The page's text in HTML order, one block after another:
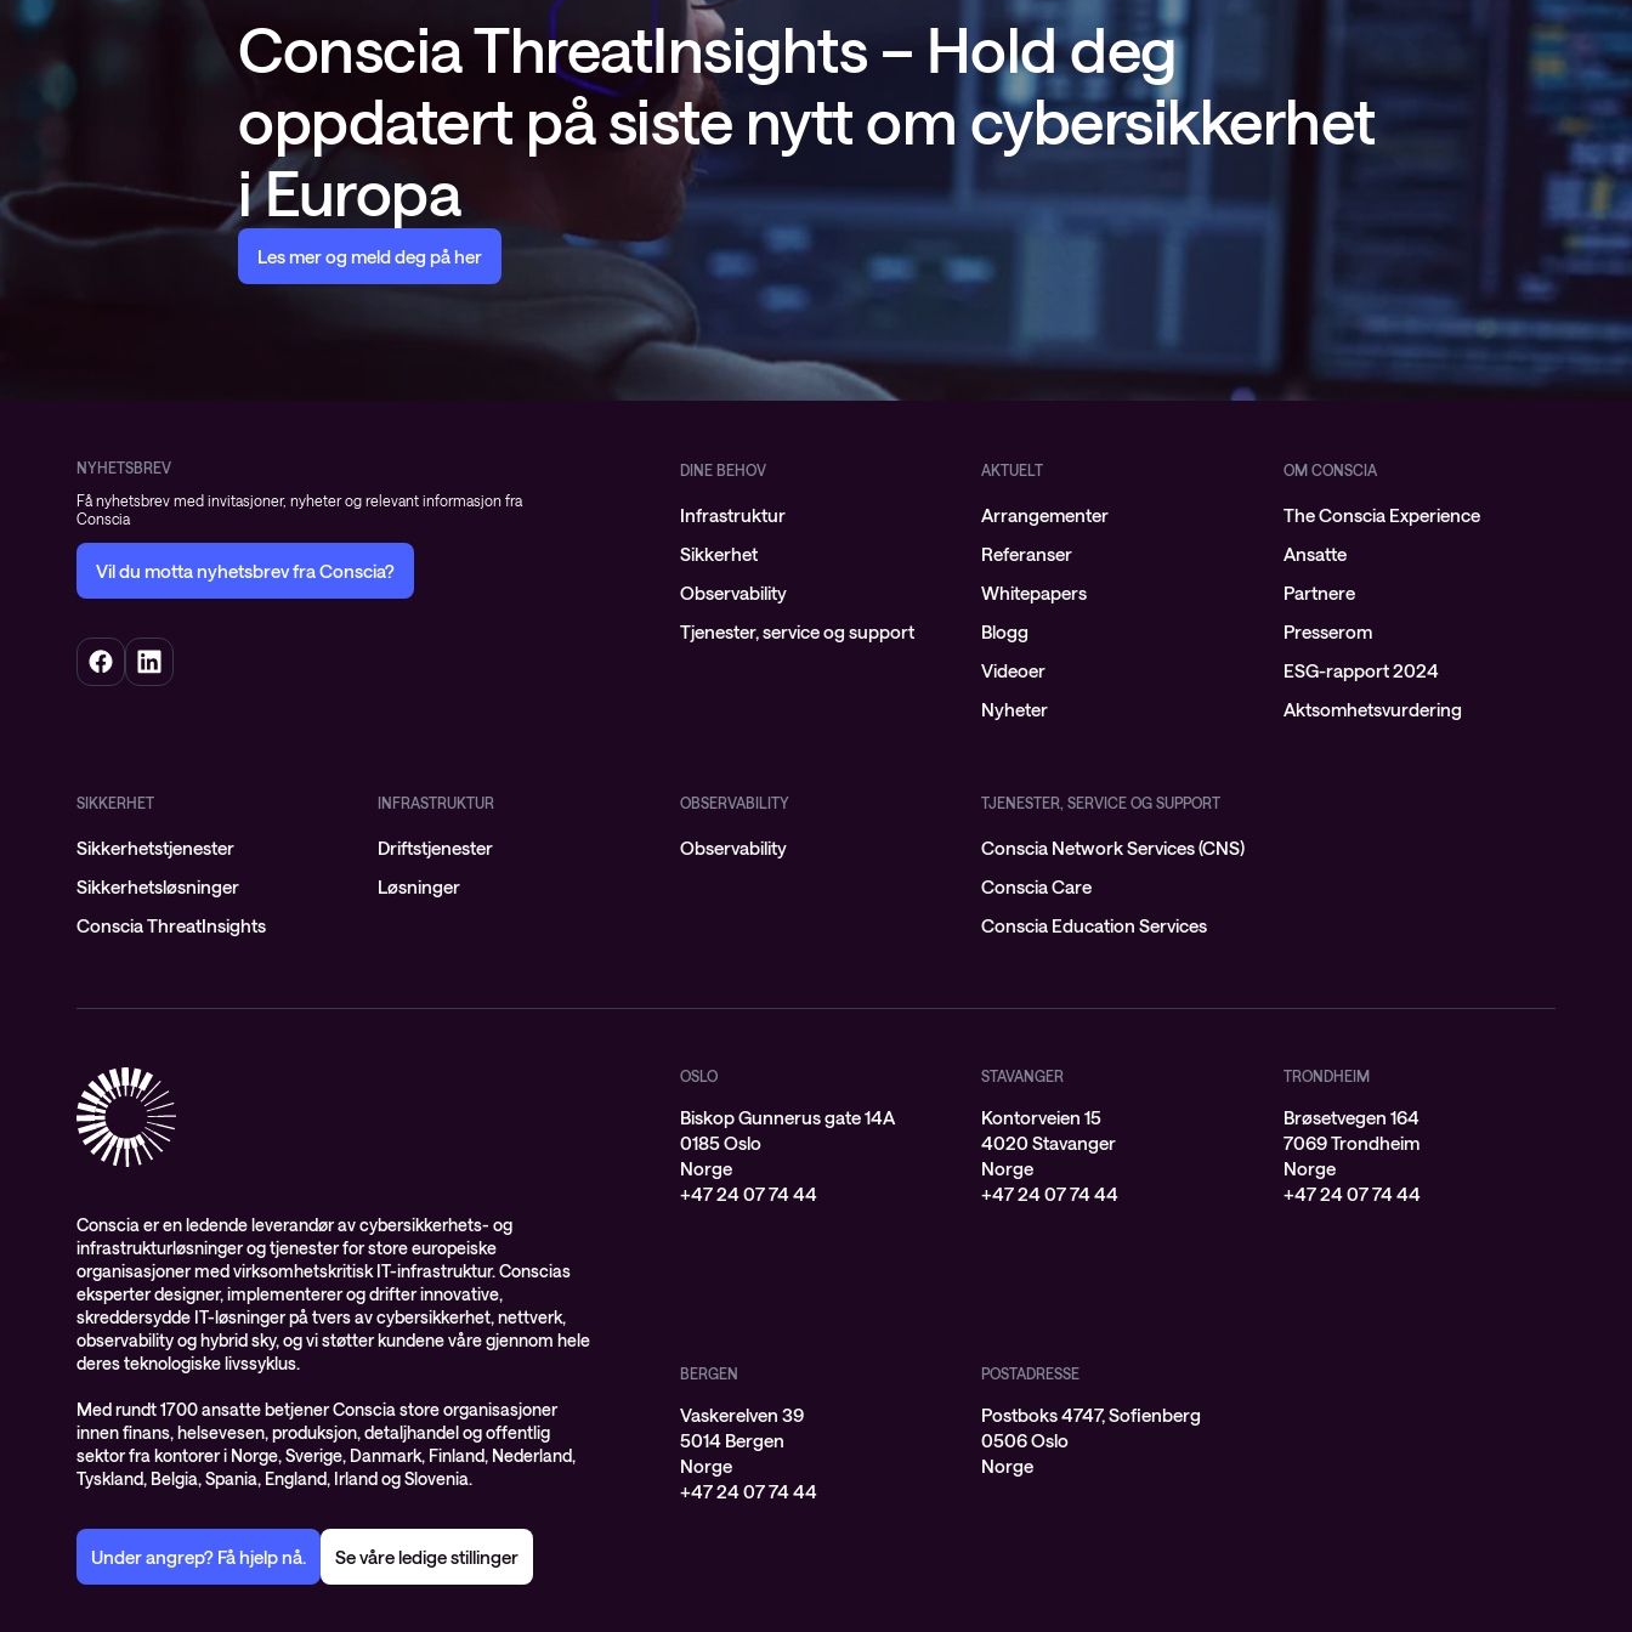
Conscia ThreatInsights – Hold deg
oppdatert på siste nytt om cybersikkerhet
i Europa
Les mer og meld deg på her
NYHETSBREV
Få nyhetsbrev med invitasjoner, nyheter og relevant informasjon fra
Conscia
Vil du motta nyhetsbrev fra Conscia?
DINE BEHOV
Infrastruktur
Sikkerhet
Observability
Tjenester, service og support
AKTUELT
Arrangementer
Referanser
Whitepapers
Blogg
Videoer
Nyheter
OM CONSCIA
The Conscia Experience
Ansatte
Partnere
Presserom
ESG-rapport 2024
Aktsomhetsvurdering
SIKKERHET
Sikkerhetstjenester
Sikkerhetsløsninger
Conscia ThreatInsights
INFRASTRUKTUR
Driftstjenester
Løsninger
OBSERVABILITY
Observability
TJENESTER, SERVICE OG SUPPORT
Conscia Network Services (CNS)
Conscia Care
Conscia Education Services
Conscia er en ledende leverandør av cybersikkerhets- og
infrastrukturløsninger og tjenester for store europeiske
organisasjoner med virksomhetskritisk IT-infrastruktur. Conscias
eksperter designer, implementerer og drifter innovative,
skreddersydde IT-løsninger på tvers av cybersikkerhet, nettverk,
observability og hybrid sky, og vi støtter kundene våre gjennom hele
deres teknologiske livssyklus.
Med rundt 1700 ansatte betjener Conscia store organisasjoner
innen finans, helsevesen, produksjon, detaljhandel og offentlig
sektor fra kontorer i Norge, Sverige, Danmark, Finland, Nederland,
Tyskland, Belgia, Spania, England, Irland og Slovenia.
Under angrep? Få hjelp nå. Se våre ledige stillinger
OSLO
Biskop Gunnerus gate 14A
0185 Oslo
Norge
+47 24 07 74 44
STAVANGER
Kontorveien 15
4020 Stavanger
Norge
+47 24 07 74 44
TRONDHEIM
Brøsetvegen 164
7069 Trondheim
Norge
+47 24 07 74 44
BERGEN
Vaskerelven 39
5014 Bergen
Norge
+47 24 07 74 44
POSTADRESSE
Postboks 4747, Sofienberg
0506 Oslo
Norge